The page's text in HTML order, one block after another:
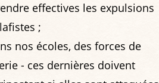
effectives les expulsions
;
nos écoles, des forces de
- ces dernières doivent